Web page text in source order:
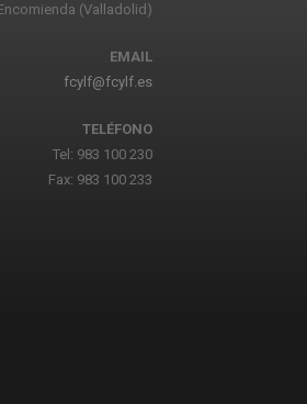
(Valladolid)
EMAIL
fcylf@fcylf.es
TELÉFONO
Tel: 983 100 230
Fax: 983 100 233